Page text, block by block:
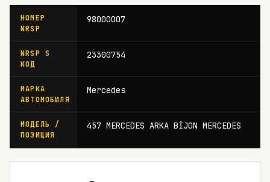
НОМЕР
NRSP
98000007
NRSP S
КОД
23300754
МАРКА
АВТОМОБИЛЯ
Mercedes
МОДЕЛЬ /
ПОЗИЦИЯ
457 MERCEDES ARKA BİJON MERCEDES